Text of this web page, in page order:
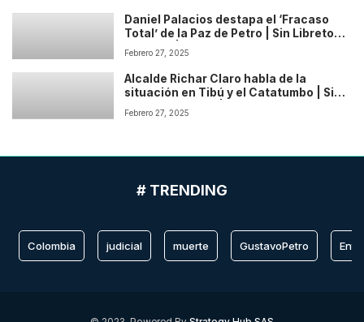
Daniel Palacios destapa el ‘Fracaso
Total’ de la Paz de Petro | Sin Libreto
Podcast | Temp: 1 Cap: 2
Febrero 27, 2025
Alcalde Richar Claro habla de la
situación en Tibú y el Catatumbo | Sin
Libreto Podcast | Temp: 1 Cap: 1
Febrero 27, 2025
# TRENDING
Colombia judicial muerte GustavoPetro